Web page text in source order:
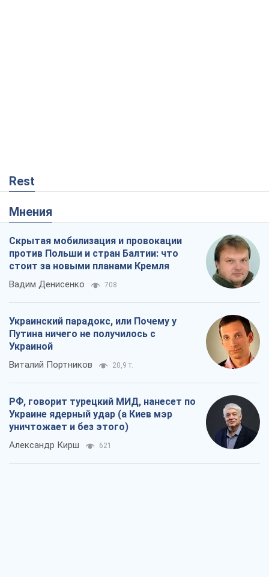
Rest
Мнения
Скрытая мобилизация и провокации
против Польши и стран Балтии: что
стоит за новыми планами Кремля
Вадим Денисенко 708
Украинский парадокс, или Почему у
Путина ничего не получилось с
Украиной
Виталий Портников 20,9 т.
РФ, говорит турецкий МИД, нанесет по
Украине ядерный удар (а Киев мэр
уничтожает и без этого)
Александр Кирш 621